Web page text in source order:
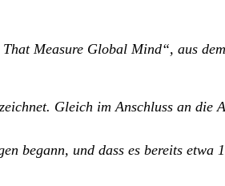
Measure Global Mind“, aus
Gleich im Anschluss an die
begann, und dass es bereits etwa